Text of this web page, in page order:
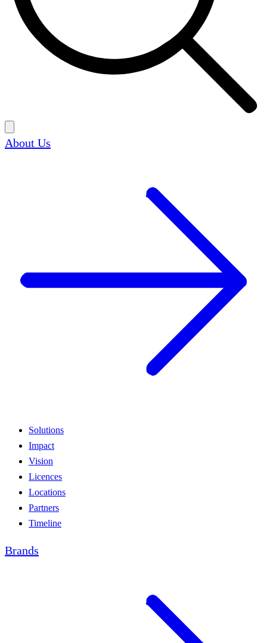
About Us
Solutions
Impact
Vision
Licences
Locations
Partners
Timeline
Brands